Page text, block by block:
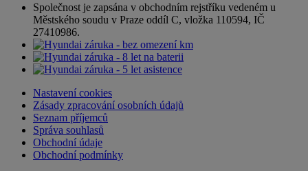
Společnost je zapsána v obchodním rejstříku vedeném u
Městského soudu v Praze oddíl C, vložka 110594, IČ
27410986.
Nastavení cookies
Zásady zpracování osobních údajů
Seznam příjemců
Správa souhlasů
Obchodní údaje
Obchodní podmínky